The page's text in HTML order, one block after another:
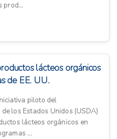
prod...
lácteos orgánicos
de EE. UU.
piloto del
los Estados Unidos (USDA)
lácteos orgánicos en
...